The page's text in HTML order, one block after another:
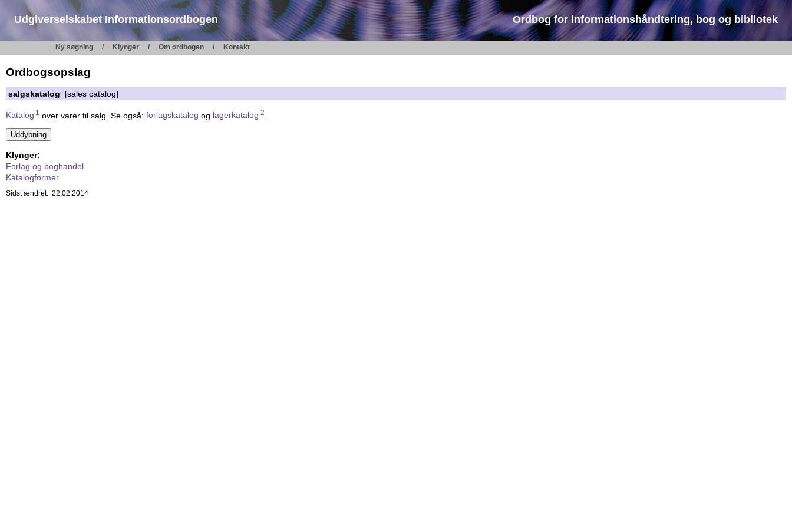
Udgiverselskabet Informationsordbogen Ordbog for informationshåndtering, bog og bibliotek
Ny søgning Klynger Om ordbogen Kontakt
Ordbogsopslag
salgskatalog [sales catalog]
Katalog 1 over varer til salg. Se også:forlagskatalog og lagerkatalog 2
Klynger:
Forlag og boghandel
Katalogformer
Sidst ændret: 22.02.2014